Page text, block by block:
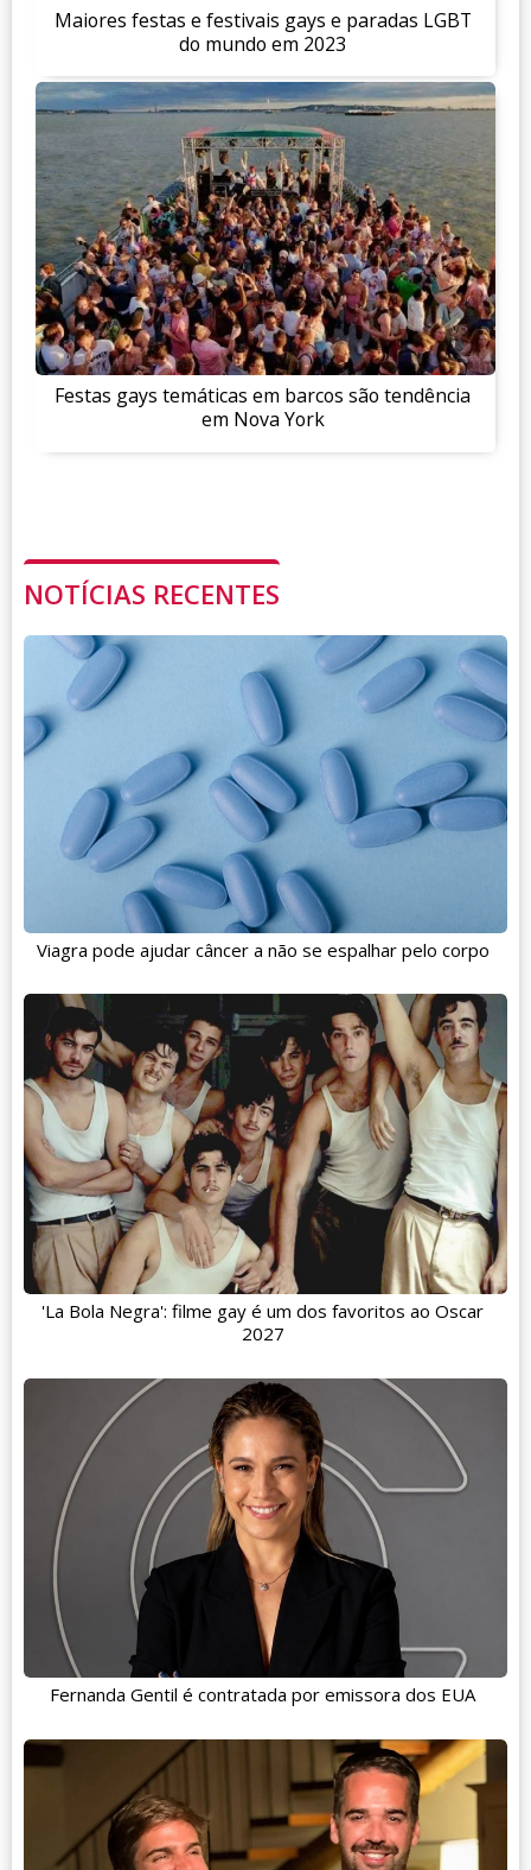
Maiores festas e festivais gays e paradas LGBT
do mundo em 2023
Festas gays temáticas em barcos são tendência
em Nova York
NOTÍCIAS RECENTES
Viagra pode ajudar câncer a não se espalhar pelo corpo
'La Bola Negra': filme gay é um dos favoritos ao Oscar
2027
Fernanda Gentil é contratada por emissora dos EUA